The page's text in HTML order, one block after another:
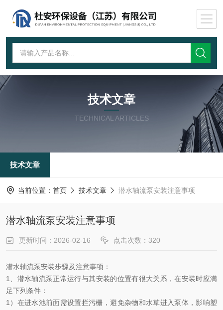
技术文章
TECHNICAL ARTICLES
技术文章
当前位置： 首页 技术文章 潜水轴流泵安装注意事项
潜水轴流泵安装注意事项
更新时间：2026-02-16 点击次数：320
潜水轴流泵安装步骤及注意事项 ：
1
潜水轴流泵正常运行与其安装的位置有很大关系，在安装时应满
足下列条件：
1 ）在进水池前面需设置拦污栅，避免杂物和水草进入泵体，影响塑